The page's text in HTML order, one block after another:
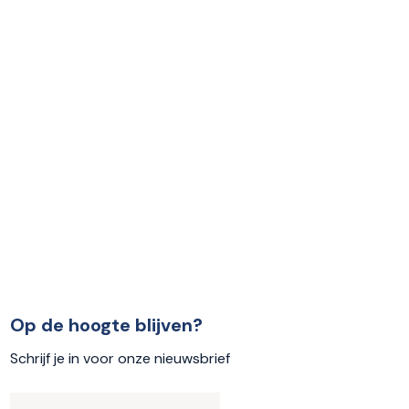
Op de hoogte blijven?
Schrijf je in voor onze nieuwsbrief